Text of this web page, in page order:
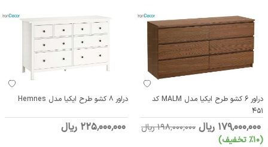
دراور 6 کشو طرح ایکیا مدل MALM کد
451
179٬000٬000 ریال
198٬000٬000 ریال
(10٪ تخفیف)
دراور 8 کشو طرح ایکیا مدل Hemnes
225٬000٬000 ریال